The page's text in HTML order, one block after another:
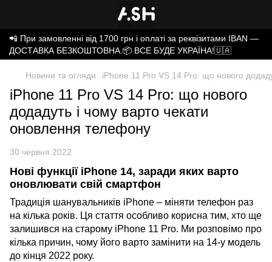
📲 При замовленні від 1700 грн і оплаті за реквізитами IBAN —
ДОСТАВКА БЕЗКОШТОВНА.📦 ВСЕ БУДЕ УКРАЇНА!🇺🇦
Новини та огляди iPhone 11 Pro VS 14 Pro: що нового
iPhone 11 Pro VS 14 Pro: що нового
додадуть і чому варто чекати
оновлення телефону
30 червня 2022
Нові функції iPhone 14, заради яких варто
оновлювати свій смартфон
Традиція шанувальників iPhone – міняти телефон раз
на кілька років. Ця стаття особливо корисна тим, хто ще
залишився на старому iPhone 11 Pro. Ми розповімо про
кілька причин, чому його варто замінити на 14-у модель
до кінця 2022 року.